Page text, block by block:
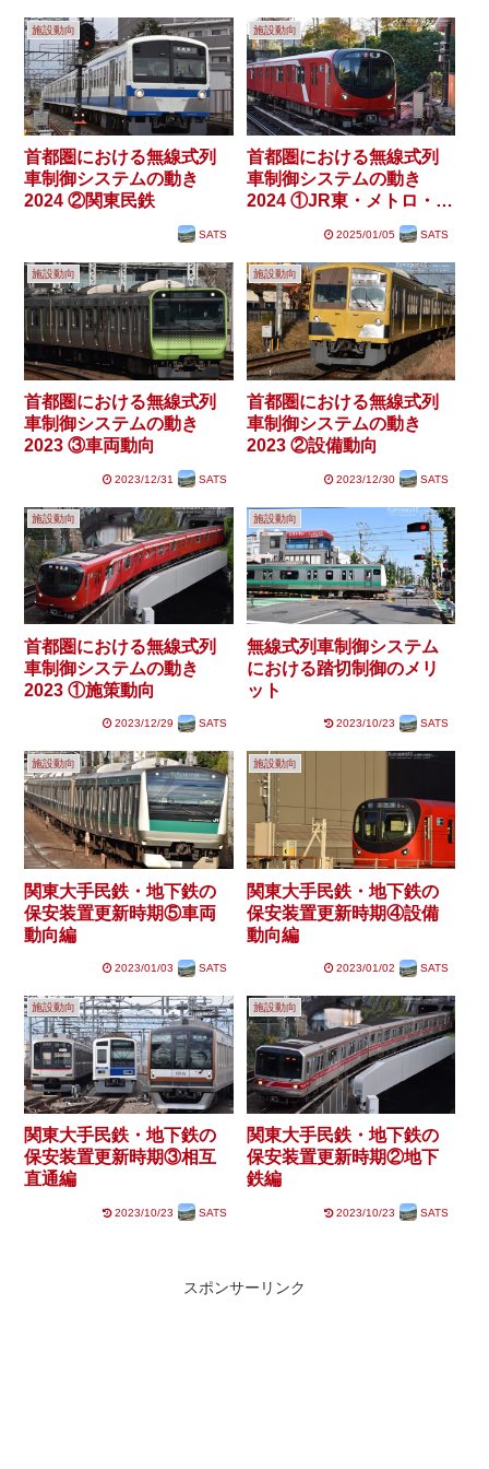
施設動向
首都圏における無線式列
車制御システムの動き
2024 ②関東民鉄
SATS
施設動向
首都圏における無線式列
車制御システムの動き
2024 ①JR東・メトロ・都
2025/01/05 SATS
施設動向
首都圏における無線式列
車制御システムの動き
2023 ③車両動向
2023/12/31 SATS
施設動向
首都圏における無線式列
車制御システムの動き
2023 ②設備動向
2023/12/30 SATS
施設動向
首都圏における無線式列
車制御システムの動き
2023 ①施策動向
2023/12/29 SATS
施設動向
無線式列車制御システム
における踏切制御のメリ
ット
2023/10/23 SATS
施設動向
関東大手民鉄・地下鉄の
保安装置更新時期⑤車両
動向編
2023/01/03 SATS
施設動向
関東大手民鉄・地下鉄の
保安装置更新時期④設備
動向編
2023/01/02 SATS
施設動向
関東大手民鉄・地下鉄の
保安装置更新時期③相互
直通編
2023/10/23 SATS
施設動向
関東大手民鉄・地下鉄の
保安装置更新時期②地下
鉄編
2023/10/23 SATS
スポンサーリンク